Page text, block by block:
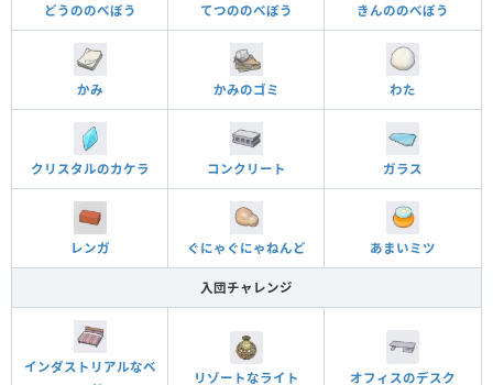
どうののべぼう てつののべぼう きんののべぼう
かみ かみのゴミ わた
クリスタルのカケラ コンクリート ガラス
レンガ ぐにゃぐにゃねんど あまいミツ
入団チャレンジ
インダストリアルなベ
リゾートなライト オフィスのデスク